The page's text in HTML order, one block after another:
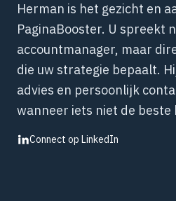
Herman is het gezicht en
PaginaBooster. U spreekt
accountmanager, maar
die uw strategie bepaalt.
advies en persoonlijk
wanneer iets niet de beste
Connect op LinkedIn